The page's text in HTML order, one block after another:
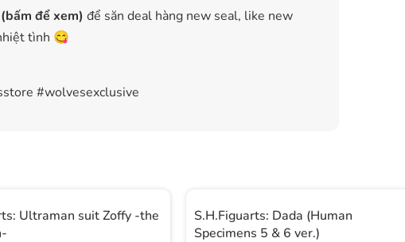
để xem) để săn deal hàng new seal, like new
tình 😋
#wolvesexclusive
Ultraman suit Zoffy -the
S.H.Figuarts: Dada (Human
Specimens 5 & 6 ver.)